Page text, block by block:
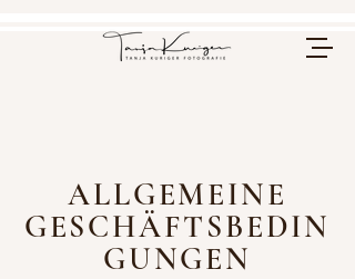
ALLGEMEINE
GESCHÄFTSBEDIN
GUNGEN